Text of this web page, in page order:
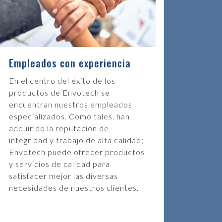
ofrecer una amplia gama de productos
continuamente mejorar la seguridad, los
un servicio aún mejor a nuestros clientes. Nuestro
soluciones creativas, productos confiables
integración del hardware al software con personal
a nuestros clientes. Envotech proporciona todo
hasta seguridad logística en tiempo real.
el destino correcto, mientras se recopilan todos los
están aprobados por la industria; son muy fáciles de
costos operativos, las primas de seguro y los robos,
y alertas prácticas para la recuperación y la
Empleados con experiencia
En el centro del éxito de los
productos de Envotech se
encuentran nuestros empleados
especializados. Como tales, han
adquirido la reputación de
integridad y trabajo de alta calidad;
Envotech puede ofrecer productos
y servicios de calidad para
satisfacer mejor las diversas
necesidades de nuestros clientes.